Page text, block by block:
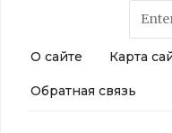
О сайте Карта
Обратная связь